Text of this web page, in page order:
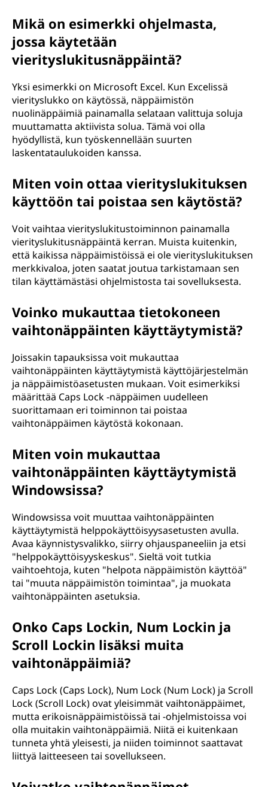
Mikä on esimerkki ohjelmasta,
jossa käytetään
vierityslukitusnäppäintä?
Yksi esimerkki on Microsoft Excel. Kun Excelissä
vierityslukko on käytössä, näppäimistön
nuolinäppäimiä painamalla selataan valittuja soluja
muuttamatta aktiivista solua. Tämä voi olla
hyödyllistä, kun työskennellään suurten
laskentataulukoiden kanssa.
Miten voin ottaa vierityslukituksen
käyttöön tai poistaa sen käytöstä?
Voit vaihtaa vierityslukitustoiminnon painamalla
vierityslukitusnäppäintä kerran. Muista kuitenkin,
että kaikissa näppäimistöissä ei ole vierityslukituksen
merkkivaloa, joten saatat joutua tarkistamaan sen
tilan käyttämästäsi ohjelmistosta tai sovelluksesta.
Voinko mukauttaa tietokoneen
vaihtonäppäinten käyttäytymistä?
Joissakin tapauksissa voit mukauttaa
vaihtonäppäinten käyttäytymistä käyttöjärjestelmän
ja näppäimistöasetusten mukaan. Voit esimerkiksi
määrittää Caps Lock -näppäimen uudelleen
suorittamaan eri toiminnon tai poistaa
vaihtonäppäimen käytöstä kokonaan.
Miten voin mukauttaa
vaihtonäppäinten käyttäytymistä
Windowsissa?
Windowsissa voit muuttaa vaihtonäppäinten
käyttäytymistä helppokäyttöisyysasetusten avulla.
Avaa käynnistysvalikko, siirry ohjauspaneeliin ja etsi
"helppokäyttöisyyskeskus". Sieltä voit tutkia
vaihtoehtoja, kuten "helpota näppäimistön käyttöä"
tai "muuta näppäimistön toimintaa", ja muokata
vaihtonäppäinten asetuksia.
Onko Caps Lockin, Num Lockin ja
Scroll Lockin lisäksi muita
vaihtonäppäimiä?
Caps Lock (Caps Lock), Num Lock (Num Lock) ja Scroll
Lock (Scroll Lock) ovat yleisimmät vaihtonäppäimet,
mutta erikoisnäppäimistöissä tai -ohjelmistoissa voi
olla muitakin vaihtonäppäimiä. Niitä ei kuitenkaan
tunneta yhtä yleisesti, ja niiden toiminnot saattavat
liittyä laitteeseen tai sovellukseen.